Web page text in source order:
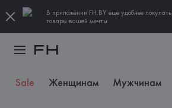
В приложении FH.BY еще удобнее покупать
товары вашей мечты
Sale Женщинам Мужчинам